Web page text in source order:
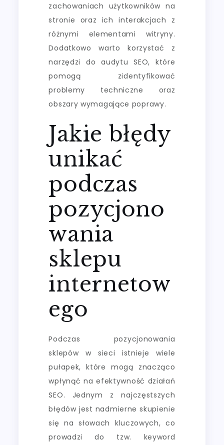
zachowaniach użytkowników na
stronie oraz ich interakcjach z
różnymi elementami witryny.
Dodatkowo warto korzystać z
narzędzi do audytu SEO, które
pomogą zidentyfikować
problemy techniczne oraz
obszary wymagające poprawy.
Jakie błędy
unikać
podczas
pozycjono
wania
sklepu
internetow
ego
Podczas pozycjonowania
sklepów w sieci istnieje wiele
pułapek, które mogą znacząco
wpłynąć na efektywność działań
SEO. Jednym z najczęstszych
błędów jest nadmierne skupienie
się na słowach kluczowych, co
prowadzi do tzw. keyword